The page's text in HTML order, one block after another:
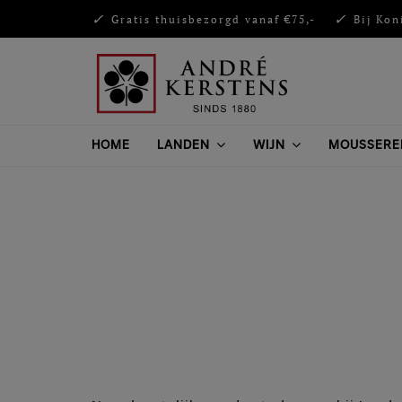
Gratis thuisbezorgd vanaf €75,- Bij
HOME LANDEN WIJN